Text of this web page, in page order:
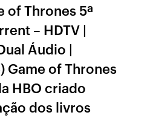
of Thrones 5ª
– HDTV |
Áudio |
Game of Thrones
HBO criado
dos livros